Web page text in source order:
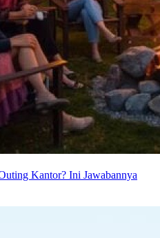
Kantor? Ini Jawabannya